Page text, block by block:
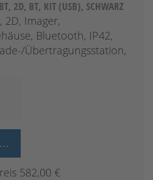
2D, BT, KIT (USB), SCHWARZ
2D, Imager,
Bluetooth, IP42,
Übertragungsstation,
582,00 €